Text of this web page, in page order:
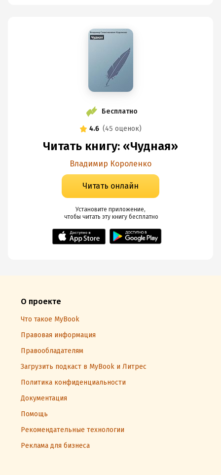
Бесплатно
4.6 (45 оценок)
Читать книгу: «Чудная»
Владимир Короленко
Читать онлайн
Установите приложение,
чтобы читать эту книгу бесплатно
О проекте
Что такое MyBook
Правовая информация
Правообладателям
Загрузить подкаст в MyBook и Литрес
Политика конфиденциальности
Документация
Помощь
Рекомендательные технологии
Реклама для бизнеса